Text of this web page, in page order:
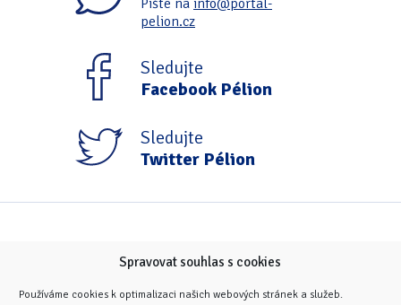
Spravovat souhlas s cookies
Používáme cookies k optimalizaci našich webových stránek a služeb.
Pište na info@portal-
pelion.cz
Sledujte
Facebook Pélion
Sledujte
Twitter Pélion